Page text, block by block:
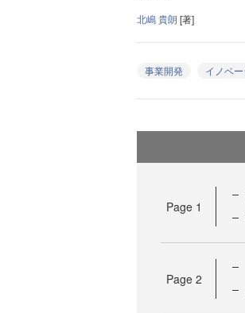
北嶋 貴朗 [著]
事業開発 イノベ
Page 1
Page 2